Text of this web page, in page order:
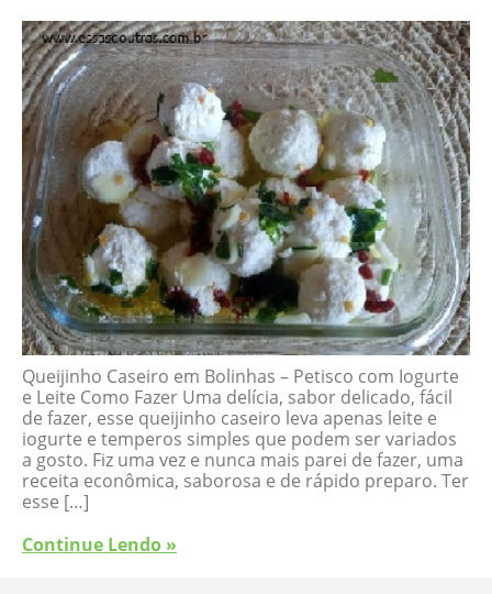
Queijinho Caseiro em Bolinhas – Petisco com Iogurte
e Leite Como Fazer Uma delícia, sabor delicado, fácil
de fazer, esse queijinho caseiro leva apenas leite e
iogurte e temperos simples que podem ser variados
a gosto. Fiz uma vez e nunca mais parei de fazer, uma
receita econômica, saborosa e de rápido preparo. Ter
esse […]
Continue Lendo »